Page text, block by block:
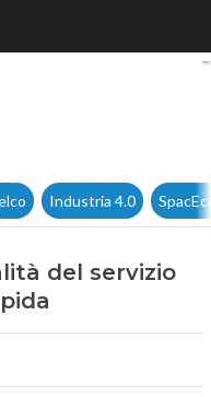
funzionalità
Industria 4.0
del servizio